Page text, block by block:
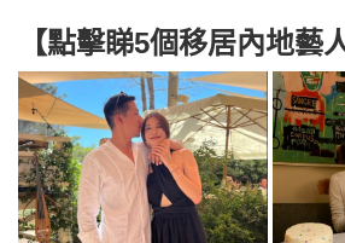
【點擊睇5個移居內地藝